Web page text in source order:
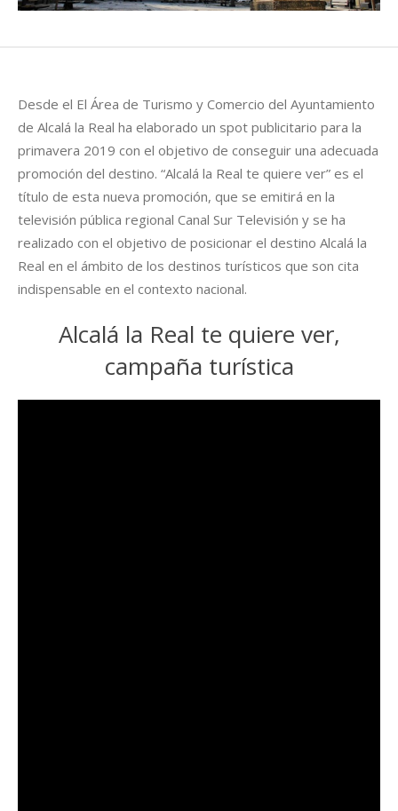
Desde el El Área de Turismo y Comercio del Ayuntamiento
de Alcalá la Real ha elaborado un spot publicitario para la
primavera 2019 con el objetivo de conseguir una adecuada
promoción del destino. “Alcalá la Real te quiere ver” es el
título de esta nueva promoción, que se emitirá en la
televisión pública regional Canal Sur Televisión y se ha
realizado con el objetivo de posicionar el destino Alcalá la
Real en el ámbito de los destinos turísticos que son cita
indispensable en el contexto nacional.
Alcalá la Real te quiere ver,
campaña turística